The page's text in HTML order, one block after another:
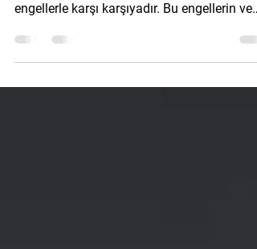
Her şeyi bildiğini sanabilirsin ama
engellerle karşı karşıyadır. Bu engellerin ve
zorlukların...